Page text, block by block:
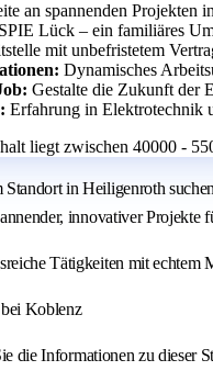
an spannenden Projekten
SPIE Lück – ein familiäres
mit unbefristetem
Dynamisches
Gestalte die Zukunft der
Erfahrung in Elektrotechnik
liegt zwischen 40000 -
in Heiligenroth
innovativer
Tätigkeiten mit
Koblenz
die Informationen zu dieser